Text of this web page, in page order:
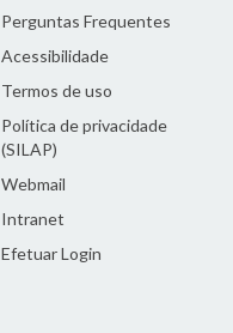
Perguntas Frequentes
Acessibilidade
Termos de uso
Política de privacidade
(SILAP)
Webmail
Intranet
Efetuar Login